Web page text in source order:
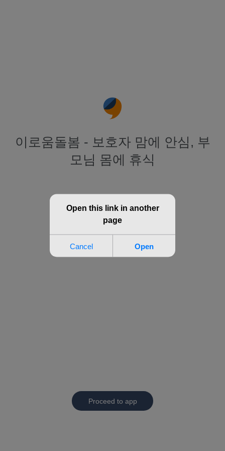
이로움돌봄 - 보호자 맘에 안심, 부
모님 몸에 휴식
Proceed to app